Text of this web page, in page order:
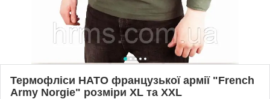
Термофліси НАТО французької армії "French
Army Norgie" розміри XL та XXL